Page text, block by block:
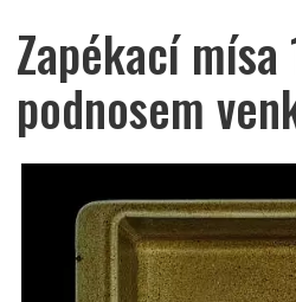
Zapékací mísa
podnosem